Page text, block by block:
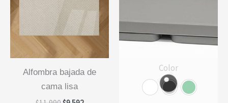
alfombra bajada de
cama lisa
Color